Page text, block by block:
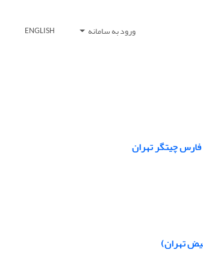
ورود به سامانه ENGLISH
چیتگر تهران